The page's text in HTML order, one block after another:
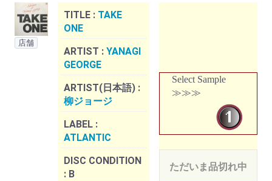
店舗
TITLE : TAKE
ONE
ARTIST : YANAGI
GEORGE
ARTIST(日本語) :
柳ジョージ
LABEL :
ATLANTIC
DISC CONDITION
: B
Select Sample
≫≫≫
ただいま品切れ中